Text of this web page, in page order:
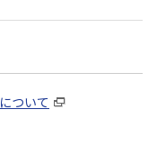
ついて